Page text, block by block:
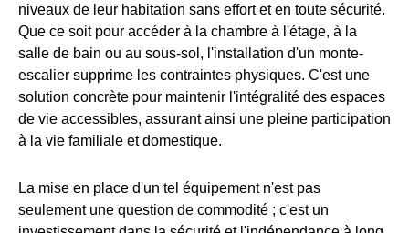
niveaux de leur habitation sans effort et en toute sécurité.
Que ce soit pour accéder à la chambre à l'étage, à la
salle de bain ou au sous-sol, l'installation d'un monte-
escalier supprime les contraintes physiques. C'est une
solution concrète pour maintenir l'intégralité des espaces
de vie accessibles, assurant ainsi une pleine participation
à la vie familiale et domestique.
La mise en place d'un tel équipement n'est pas
seulement une question de commodité ; c'est un